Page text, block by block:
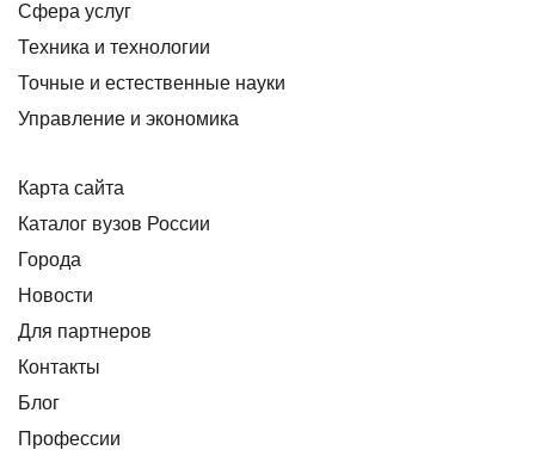
Сфера услуг
Техника и технологии
Точные и естественные науки
Управление и экономика
Карта сайта
Каталог вузов России
Города
Новости
Для партнеров
Контакты
Блог
Профессии